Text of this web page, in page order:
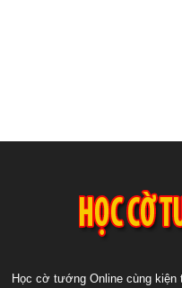
Học cờ tướng Online cùng